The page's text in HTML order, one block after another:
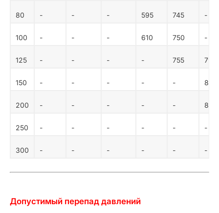
80 - - - 595 745 -
100 - - - 610 750 -
125 - - - - 755 790
150 - - - - - 840
200 - - - - - 870
250 - - - - - -
300 - - - - - -
Допустимый перепад давлений